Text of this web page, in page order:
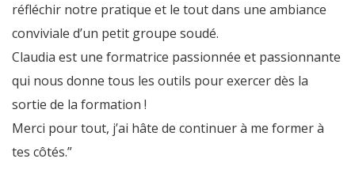
réfléchir notre pratique et le tout dans une ambiance
conviviale d’un petit groupe soudé.
Claudia est une formatrice passionnée et passionnante
qui nous donne tous les outils pour exercer dès la
sortie de la formation !
Merci pour tout, j’ai hâte de continuer à me former à
tes côtés.”